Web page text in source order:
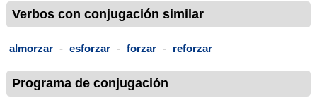
Verbos con conjugación similar
almorzar - esforzar - forzar - reforzar
Programa de conjugación